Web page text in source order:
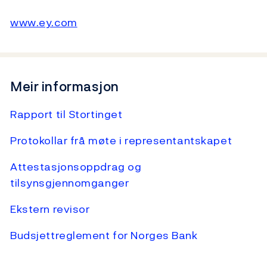
www.ey.com
Meir informasjon
Rapport til Stortinget
Protokollar frå møte i representantskapet
Attestasjonsoppdrag og
tilsynsgjennomganger
Ekstern revisor
Budsjettreglement for Norges Bank